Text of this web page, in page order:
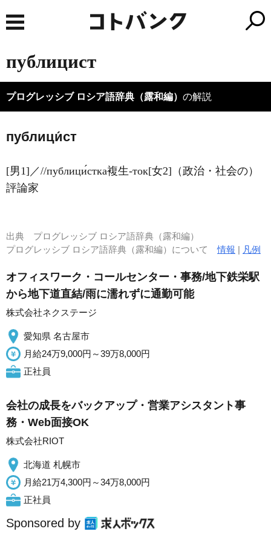
публицист
プログレッシブ ロシア語辞典（露和編） の解説
публици́ст
[男1]／//публици́стка複生-ток[女2]（政治・社会の）
評論家
出典 プログレッシブ ロシア語辞典（露和編）
プログレッシブ ロシア語辞典（露和編）について情報 | 凡例
オフィスワーク・コールセンター・事務/地下鉄栄駅
から地下道直結/雨に濡れずに通勤可能
株式会社ネクステージ
愛知県 名古屋市
月給24万9,000円～39万8,000円
正社員
会社の成長をバックアップ・営業アシスタント事
務・Web面接OK
株式会社RIOT
北海道 札幌市
月給21万4,300円～34万8,000円
正社員
Sponsored by